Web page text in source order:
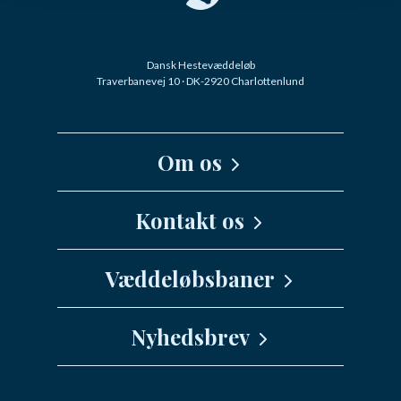
Dansk Hestevæddeløb
Traverbanevej 10 · DK-2920 Charlottenlund
Om os
Kontakt os
info@danskhv.dk
Væddeløbsbaner
Jydsk Væddeløbsbane
Nyhedsbrev